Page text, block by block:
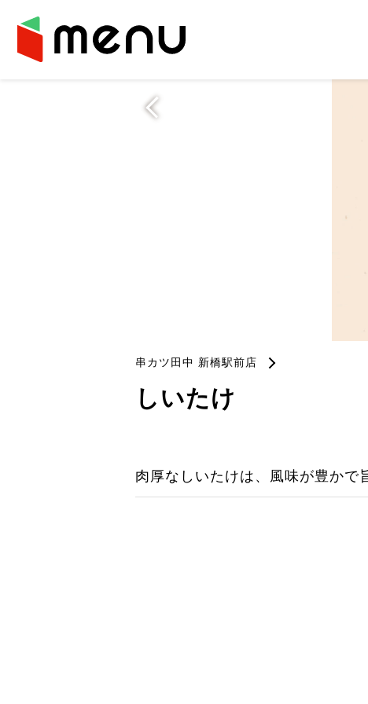
串カツ田中 新橋駅前店
しいたけ
肉厚なしいたけは、風味が豊かで